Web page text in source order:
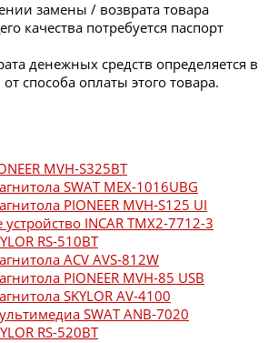
замены / возврата товара
качества потребуется паспорт
денежных средств определяется в
способа оплаты этого товара.
MVH-S325BT
SWAT MEX-1016UBG
PIONEER MVH-S125 UI
INCAR TMX2-7712-3
RS-510BT
ACV AVS-812W
PIONEER MVH-85 USB
SKYLOR AV-4100
SWAT ANB-7020
RS-520BT